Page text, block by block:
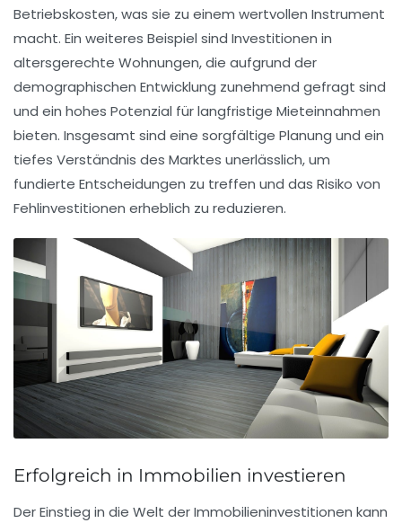
Betriebskosten, was sie zu einem wertvollen Instrument
macht. Ein weiteres Beispiel sind Investitionen in
altersgerechte Wohnungen, die aufgrund der
demographischen Entwicklung zunehmend gefragt sind
und ein hohes Potenzial fürlangfristige Mieteinnahmen
bieten. Insgesamt sind eine sorgfältige Planung und ein
tiefes Verständnis des Marktes unerlässlich, um
fundierte Entscheidungen zu treffen und das Risiko von
Fehlinvestitionen erheblich zu reduzieren.
Erfolgreich in Immobilien investieren
Der Einstieg in die Welt derImmobilieninvestitionen kann